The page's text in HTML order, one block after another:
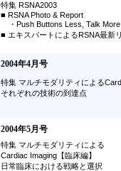
特集 RSNA2003
■ RSNA Photo & Report
・Push Buttons Less, Talk
■ エキスパートによるRSNA最新
2004年4月号
特集 マルチモダリティによる
それぞれの技術の到達点
2004年5月号
特集 マルチモダリティによる
Cardiac Imaging【臨床編】
日常臨床における戦略と選択